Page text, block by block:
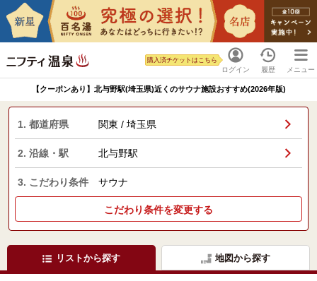
ログイン
購入済チケットはこちら
履歴 メニュー
【クーポンあり】北与野駅(埼玉県)近くのサウナ施設おすすめ(2026年版)
1. 都道府県 関東 / 埼玉県
2. 沿線・駅 北与野駅
3. こだわり条件 サウナ
こだわり条件を変更する
リストから探す 地図から探す